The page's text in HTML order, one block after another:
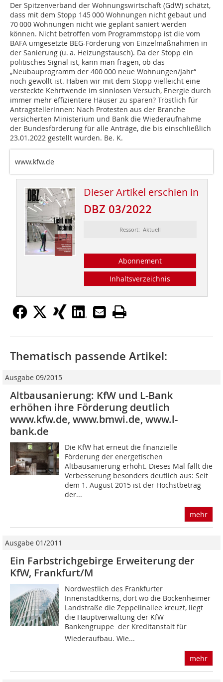
Der Spitzenverband der Wohnungswirtschaft (GdW) schätzt,
dass mit dem Stopp 145 000 Wohnungen nicht gebaut und
70 000 Wohnungen nicht wie geplant saniert werden
können. Nicht betroffen vom Programmstopp ist die vom
BAFA umgesetzte BEG-Förderung von Einzelmaßnahmen in
der Sanierung (u. a. Heizungstausch). Da der Stopp ein
politisches Signal ist, kann man fragen, ob das
„Neubauprogramm der 400 000 neue Wohnungen/Jahr“
noch gewollt ist. Haben wir mit dem Stopp vielleicht eine
versteckte Kehrtwende im sinnlosen Versuch, Energie durch
immer mehr effizientere Häuser zu sparen? Tröstlich für
AntragstellerInnen: Nach Protesten aus der Branche
versicherten Ministerium und Bank die Wiederaufnahme
der Bundesförderung für alle Anträge, die bis einschließlich
23.01.2022 gestellt wurden. Be. K.
www.kfw.de
Dieser Artikel erschien in
DBZ 03/2022
Ressort: Aktuell
Abonnement
Inhaltsverzeichnis
Thematisch passende Artikel:
Ausgabe 09/2015
Altbausanierung: KfW und L-Bank
erhöhen ihre Förderung deutlich
www.kfw.de, www.bmwi.de, www.l-
bank.de
Die KfW hat erneut die finanzielle
Förderung der energetischen
Altbausanierung erhöht. Dieses Mal fällt die
Verbesserung besonders deutlich aus: Seit
dem 1. August 2015 ist der Höchstbetrag
der...
mehr
Ausgabe 01/2011
Ein Farbstrichgebirge Erweiterung der
KfW, Frankfurt/M
Nordwestlich des Frankfurter
Innenstadtkerns, dort wo die Bockenheimer
Landstraße die Zeppelinallee kreuzt, liegt
die Hauptverwaltung der KfW
Bankengruppe  der Kreditanstalt für
Wiederaufbau. Wie...
mehr